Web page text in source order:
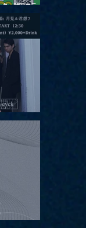
ター"訳"フラ
』